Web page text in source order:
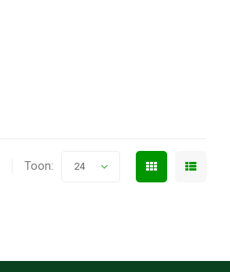
Toon: 24